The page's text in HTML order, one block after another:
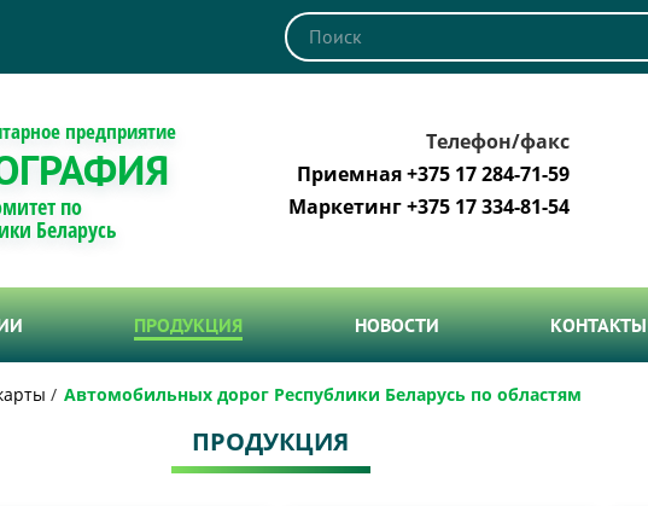
предприятие
по
Беларусь
Телефон/факс
Приемная +375 17 284-71-59
Маркетинг +375 17 334-81-54
ПРОДУКЦИЯ НОВОСТИ КОНТАКТЫ
Автомобильных дорог Республики Беларусь по областям
ПРОДУКЦИЯ